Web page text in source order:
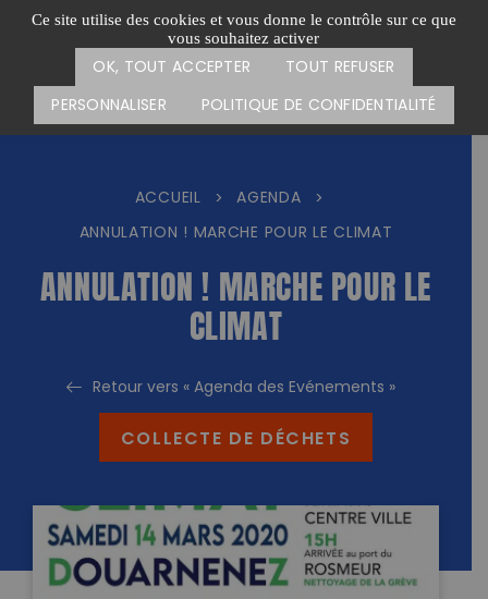
Ce site utilise des cookies et vous donne le contrôle sur ce que
vous souhaitez activer
OK, TOUT ACCEPTER
TOUT REFUSER
PERSONNALISER
POLITIQUE DE CONFIDENTIALITÉ
Passer
Menu
CARTE DES ACTIONS FAIRE UN DON
ACCUEIL > AGENDA
>
ANNULATION ! MARCHE POUR LE CLIMAT
ANNULATION ! MARCHE POUR LE
CLIMAT
Retour vers « Agenda des Evénements »
COLLECTE DE DÉCHETS